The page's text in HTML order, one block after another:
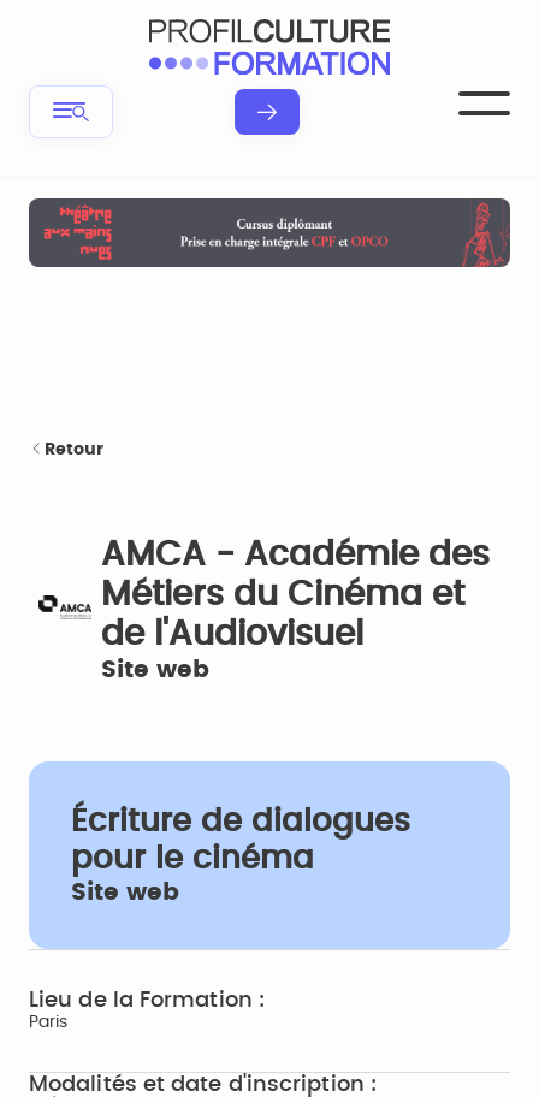
Retour
AMCA - Académie des
Métiers du Cinéma et
de l'Audiovisuel
Site web
Écriture de dialogues
pour le cinéma
Site web
Lieu de la Formation :
Paris
Modalités et date d'inscription :